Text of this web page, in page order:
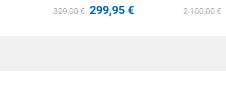
329,00€ 299,95 € 2.100,00€